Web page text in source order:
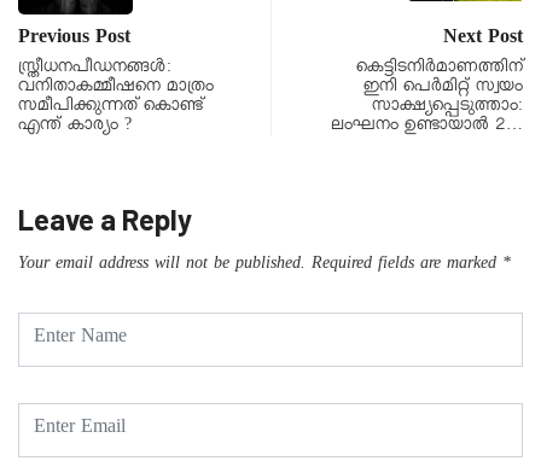
Previous Post
സ്ത്രീധനപീഡനങ്ങൾ:
വനിതാകമ്മീഷനെ മാത്രം
സമീപിക്കുന്നത് കൊണ്ട്
എന്ത് കാര്യം ?
Next Post
കെട്ടിടനിർമാണത്തിന്
ഇനി പെർമിറ്റ് സ്വയം
സാക്ഷ്യപ്പെടുത്താം:
ലംഘനം ഉണ്ടായാൽ 2…
Leave a Reply
Your email address will not be published. Required fields are marked *